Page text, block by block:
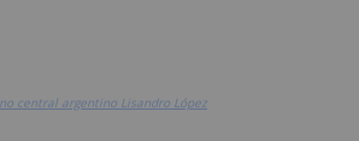
central argentino Lisandro López